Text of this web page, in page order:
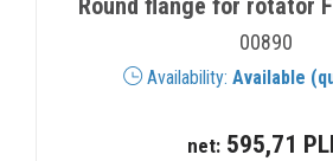
Round flange for rotator
00890
Availability: Available
net:595,71